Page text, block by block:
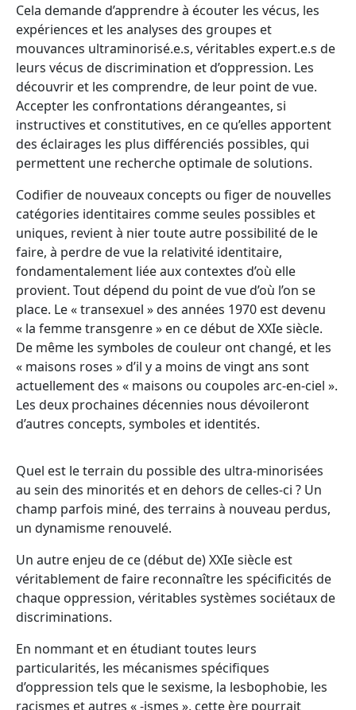
Cela demande d’apprendre à écouter les vécus, les
expériences et les analyses des groupes et
mouvances ultraminorisé.e.s, véritables expert.e.s de
leurs vécus de discrimination et d’oppression. Les
découvrir et les comprendre, de leur point de vue.
Accepter les confrontations dérangeantes, si
instructives et constitutives, en ce qu’elles apportent
des éclairages les plus différenciés possibles, qui
permettent une recherche optimale de solutions.
Codifier de nouveaux concepts ou figer de nouvelles
catégories identitaires comme seules possibles et
uniques, revient à nier toute autre possibilité de le
faire, à perdre de vue la relativité identitaire,
fondamentalement liée aux contextes d’où elle
provient. Tout dépend du point de vue d’où l’on se
place. Le « transexuel » des années 1970 est devenu
« la femme transgenre » en ce début de XXIe siècle.
De même les symboles de couleur ont changé, et les
« maisons roses » d’il y a moins de vingt ans sont
actuellement des « maisons ou coupoles arc-en-ciel ».
Les deux prochaines décennies nous dévoileront
d’autres concepts, symboles et identités.
Quel est le terrain du possible des ultra-minorisées
au sein des minorités et en dehors de celles-ci ? Un
champ parfois miné, des terrains à nouveau perdus,
un dynamisme renouvelé.
Un autre enjeu de ce (début de) XXIe siècle est
véritablement de faire reconnaître les spécificités de
chaque oppression, véritables systèmes sociétaux de
discriminations.
En nommant et en étudiant toutes leurs
particularités, les mécanismes spécifiques
d’oppression tels que le sexisme, la lesbophobie, les
racismes et autres « -ismes », cette ère pourrait